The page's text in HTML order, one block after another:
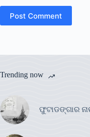
Post Comment
Trending now
ଫୁଟାଡଙ୍ଗାର